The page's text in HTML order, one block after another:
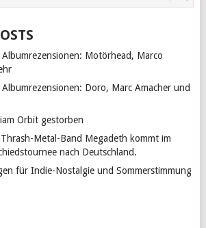
Motörhead, Marco
Doro, Marc Amacher und
Orbit gestorben
Metal-Band Megadeth kommt im
nach Deutschland.
für Indie-Nostalgie und Sommerstimmung